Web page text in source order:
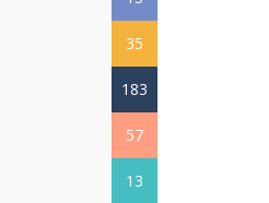
35
183
57
13